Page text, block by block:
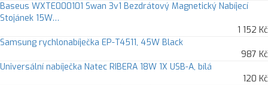
Baseus WXTE000101 Swan 3v1 Bezdrátový Magnetický Nabíjecí
Stojánek 15W…
1 152 Kč
Samsung rychlonabíječka EP-T4511, 45W Black
987 Kč
Universální nabíječka Natec RIBERA 18W 1X USB-A, bílá
120 Kč